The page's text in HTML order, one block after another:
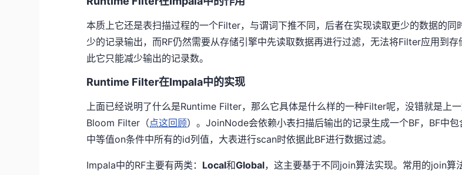
本质上它还是表扫描过程的一个Filter，与谓词下推不同，后者在实现读取更少的数据的同
少的记录输出，而RF仍然需要从存储引擎中先读取数据再进行过滤，无法将Filter应用到存
此它只能减少输出的记录数。
Runtime Filter在Impala中的实现
上面已经说明了什么是Runtime Filter，那么它具体是什么样的一种Filter呢，没错就是上
Bloom Filter（点这回顾）。JoinNode会依赖小表扫描后输出的记录生成一个BF，BF中包
中等值on条件中所有的id列值，大表进行scan时依据此BF进行数据过滤。
Impala中的RF主要有两类： Local和Global，这主要基于不同join算法实现。常用的join算